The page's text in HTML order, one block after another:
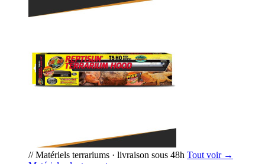
// Matériels terrariums · livraison sous 48h Tout voir →